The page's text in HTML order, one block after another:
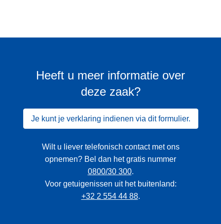
Heeft u meer informatie over
deze zaak?
Je kunt je verklaring indienen via dit formulier.
Wilt u liever telefonisch contact met ons
opnemen? Bel dan het gratis nummer
0800/30 300.
Voor getuigenissen uit het buitenland:
+32 2 554 44 88.